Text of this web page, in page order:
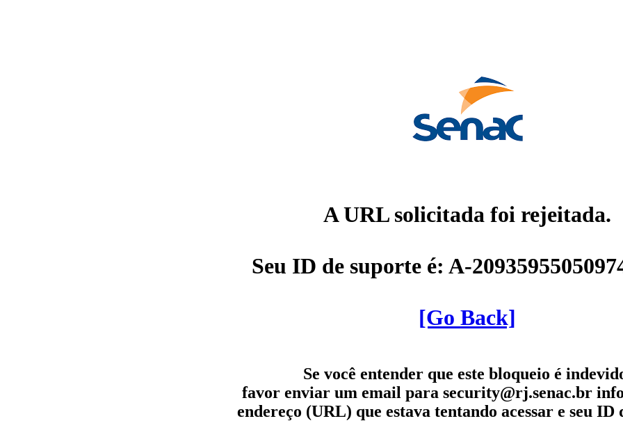
A URL solicitada foi rejeitada.
Seu ID de suporte é: A-
[Go Back]
Se você entender que este bloqueio é
favor enviar um email para security@rj.senac.br
endereço (URL) que estava tentando acessar e seu ID